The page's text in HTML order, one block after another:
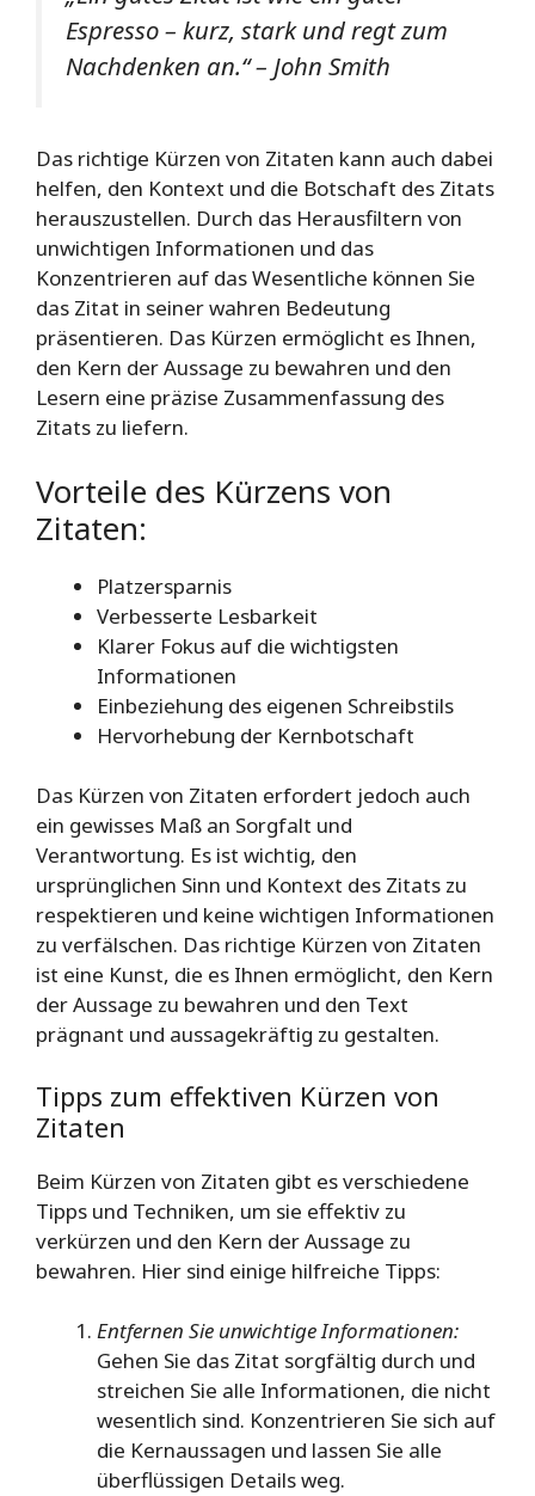
Espresso – kurz, stark und regt zum
Nachdenken an.“ – John Smith
Das richtige Kürzen von Zitaten kann auch dabei
helfen, den Kontext und die Botschaft des Zitats
herauszustellen. Durch das Herausfiltern von
unwichtigen Informationen und das
Konzentrieren auf das Wesentliche können Sie
das Zitat in seiner wahren Bedeutung
präsentieren. Das Kürzen ermöglicht es Ihnen,
den Kern der Aussage zu bewahren und den
Lesern eine präzise Zusammenfassung des
Zitats zu liefern.
Vorteile des Kürzens von
Zitaten:
Platzersparnis
Verbesserte Lesbarkeit
Klarer Fokus auf die wichtigsten
Informationen
Einbeziehung des eigenen Schreibstils
Hervorhebung der Kernbotschaft
Das Kürzen von Zitaten erfordert jedoch auch
ein gewisses Maß an Sorgfalt und
Verantwortung. Es ist wichtig, den
ursprünglichen Sinn und Kontext des Zitats zu
respektieren und keine wichtigen Informationen
zu verfälschen. Das richtige Kürzen von Zitaten
ist eine Kunst, die es Ihnen ermöglicht, den Kern
der Aussage zu bewahren und den Text
prägnant und aussagekräftig zu gestalten.
Tipps zum effektiven Kürzen von
Zitaten
Beim Kürzen von Zitaten gibt es verschiedene
Tipps und Techniken, um sie effektiv zu
verkürzen und den Kern der Aussage zu
bewahren. Hier sind einige hilfreiche Tipps:
Entfernen Sie unwichtige Informationen:
Gehen Sie das Zitat sorgfältig durch und
streichen Sie alle Informationen, die nicht
wesentlich sind. Konzentrieren Sie sich auf
die Kernaussagen und lassen Sie alle
überflüssigen Details weg.